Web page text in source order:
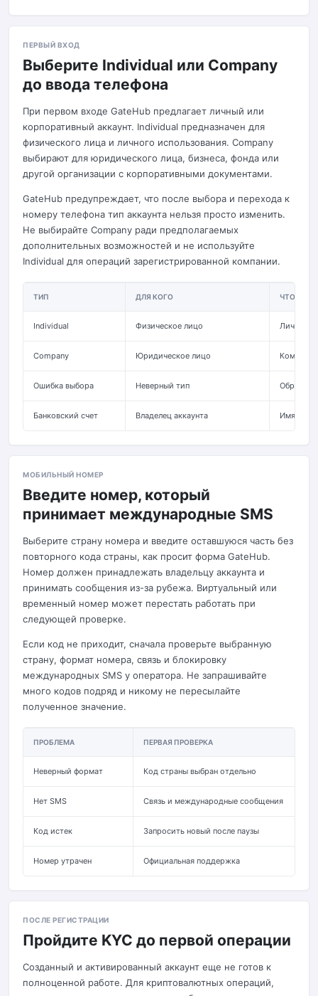
ПЕРВЫЙ ВХОД
Выберите Individual или Company
до ввода телефона
При первом входе GateHub предлагает личный или
корпоративный аккаунт. Individual предназначен для
физического лица и личного использования. Company
выбирают для юридического лица, бизнеса, фонда или
другой организации с корпоративными документами.
GateHub предупреждает, что после выбора и перехода к
номеру телефона тип аккаунта нельзя просто изменить.
Не выбирайте Company ради предполагаемых
дополнительных возможностей и не используйте
Individual для операций зарегистрированной компании.
ТИП ДЛЯ КОГО ЧТО
Individual Физическое лицо Личные
Company Юридическое лицо
Ошибка выбора Неверный тип
Банковский счет Владелец аккаунта Имя
МОБИЛЬНЫЙ НОМЕР
Введите номер, который
принимает международные SMS
Выберите страну номера и введите оставшуюся часть без
повторного кода страны, как просит форма GateHub.
Номер должен принадлежать владельцу аккаунта и
принимать сообщения из-за рубежа. Виртуальный или
временный номер может перестать работать при
следующей проверке.
Если код не приходит, сначала проверьте выбранную
страну, формат номера, связь и блокировку
международных SMS у оператора. Не запрашивайте
много кодов подряд и никому не пересылайте
полученное значение.
ПРОБЛЕМА ПЕРВАЯ ПРОВЕРКА
Неверный формат Код страны выбран отдельно
Нет SMS Связь и международные сообщения
Код истек Запросить новый после паузы
Номер утрачен Официальная поддержка
ПОСЛЕ РЕГИСТРАЦИИ
Пройдите KYC до первой операции
Созданный и активированный аккаунт еще не готов к
полноценной работе. Для криптовалютных операций,